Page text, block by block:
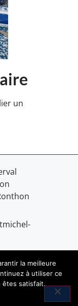
un
la meilleure
à utiliser ce
êtes satisfait.